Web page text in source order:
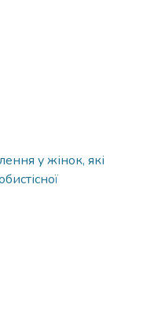
у жінок, які